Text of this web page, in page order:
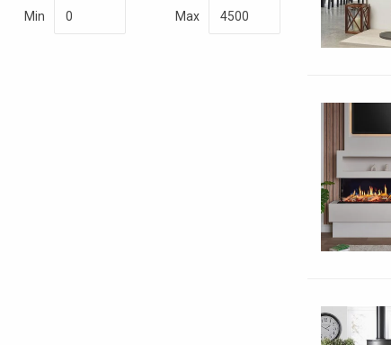
Min Max